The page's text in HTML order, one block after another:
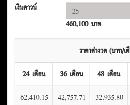
เงินดาวน์
460,100 บาท
ราคาค่างวด (บาท/เ
24 เดือน
36 เดือน 48 เดือน
62,410.15
42,757.71 32,935.80